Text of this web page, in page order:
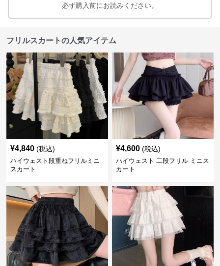
必ず購入前にお読みください。
フリルスカートの人気アイテム
¥4,840 (税込)
ハイウェスト段重ねフリルミニ
スカート
¥4,600 (税込)
ハイウェスト 二段フリル ミニス
カート